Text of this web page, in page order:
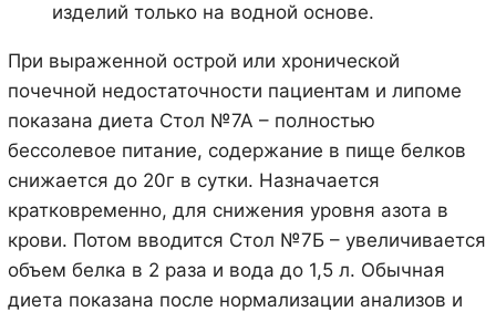
изделий только на водной основе.
При выраженной острой или хронической
почечной недостаточности пациентам и липоме
показана диета Стол №7А – полностью
бессолевое питание, содержание в пище белков
снижается до 20г в сутки. Назначается
кратковременно, для снижения уровня азота в
крови. Потом вводится Стол №7Б – увеличивается
объем белка в 2 раза и вода до 1,5 л. Обычная
диета показана после нормализации анализов и